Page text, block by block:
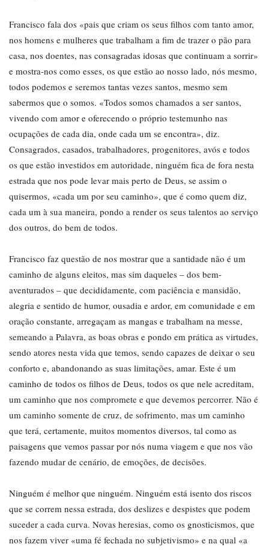
Francisco fala dos «pais que criam os seus filhos com tanto amor,
nos homens e mulheres que trabalham a fim de trazer o pão para
casa, nos doentes, nas consagradas idosas que continuam a sorrir»
e mostra-nos como esses, os que estão ao nosso lado, nós mesmo,
todos podemos e seremos tantas vezes santos, mesmo sem
sabermos que o somos. «Todos somos chamados a ser santos,
vivendo com amor e oferecendo o próprio testemunho nas
ocupações de cada dia, onde cada um se encontra», diz.
Consagrados, casados, trabalhadores, progenitores, avós e todos
os que estão investidos em autoridade, ninguém fica de fora nesta
estrada que nos pode levar mais perto de Deus, se assim o
quisermos, «cada um por seu caminho», que é como quem diz,
cada um à sua maneira, pondo a render os seus talentos ao serviço
dos outros, do bem de todos.
Francisco faz questão de nos mostrar que a santidade não é um
caminho de alguns eleitos, mas sim daqueles – dos bem-
aventurados – que decididamente, com paciência e mansidão,
alegria e sentido de humor, ousadia e ardor, em comunidade e em
oração constante, arregaçam as mangas e trabalham na messe,
semeando a Palavra, as boas obras e pondo em prática as virtudes,
sendo atores nesta vida que temos, sendo capazes de deixar o seu
conforto e, abandonando as suas limitações, amar. Este é um
caminho de todos os filhos de Deus, todos os que nele acreditam,
um caminho que nos compromete e que devemos percorrer. Não é
um caminho somente de cruz, de sofrimento, mas um caminho
que terá, certamente, muitos momentos diversos, tal como as
paisagens que vemos passar por nós numa viagem e que nos vão
fazendo mudar de cenário, de emoções, de decisões.
Ninguém é melhor que ninguém. Ninguém está isento dos riscos
que se correm nessa estrada, dos deslizes e despistes que podem
suceder a cada curva. Novas heresias, como os gnosticismos, que
nos fazem viver «uma fé fechada no subjetivismo» e na qual «a